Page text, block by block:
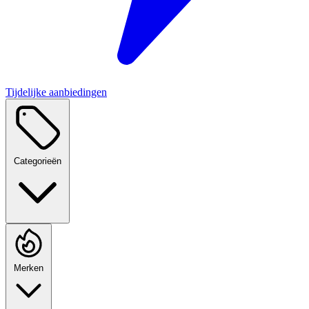
Tijdelijke aanbiedingen
Categorieën
Merken